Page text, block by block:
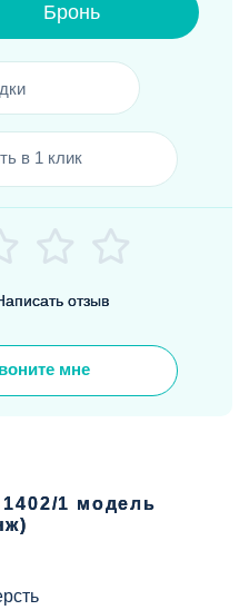
Бронь
в 1 клик
отзыв
мне
1 модель
шерсть